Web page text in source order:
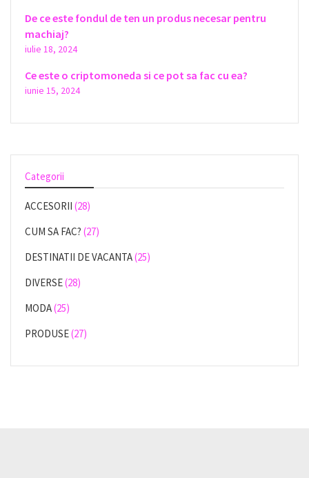
De ce este fondul de ten un produs necesar pentru
machiaj?
iulie 18, 2024
Ce este o criptomoneda si ce pot sa fac cu ea?
iunie 15, 2024
Categorii
ACCESORII (28)
CUM SA FAC? (27)
DESTINATII DE VACANTA(25)
DIVERSE(28)
MODA(25)
PRODUSE(27)